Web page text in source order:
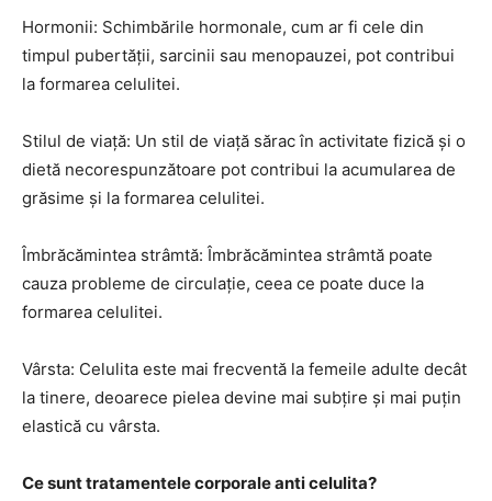
Hormonii: Schimbările hormonale, cum ar fi cele din
timpul pubertății, sarcinii sau menopauzei, pot contribui
la formarea celulitei.
Stilul de viață: Un stil de viață sărac în activitate fizică și o
dietă necorespunzătoare pot contribui la acumularea de
grăsime și la formarea celulitei.
Îmbrăcămintea strâmtă: Îmbrăcămintea strâmtă poate
cauza probleme de circulație, ceea ce poate duce la
formarea celulitei.
Vârsta: Celulita este mai frecventă la femeile adulte decât
la tinere, deoarece pielea devine mai subțire și mai puțin
elastică cu vârsta.
Ce sunt tratamentele corporale anti celulita?